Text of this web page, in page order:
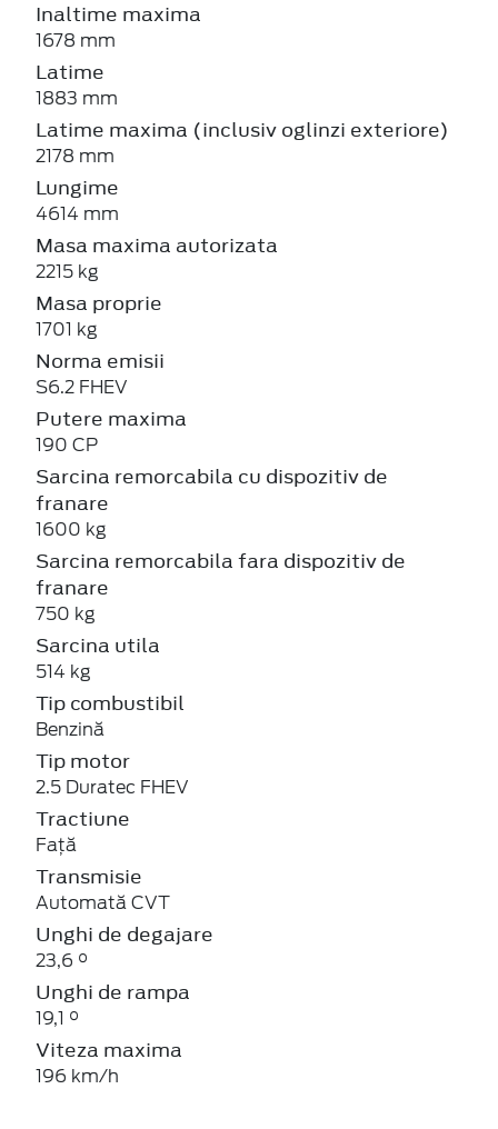
Inaltime maxima
1678 mm
Latime
1883 mm
Latime maxima (inclusiv oglinzi exteriore)
2178 mm
Lungime
4614 mm
Masa maxima autorizata
2215 kg
Masa proprie
1701 kg
Norma emisii
S6.2 FHEV
Putere maxima
190 CP
Sarcina remorcabila cu dispozitiv de
franare
1600 kg
Sarcina remorcabila fara dispozitiv de
franare
750 kg
Sarcina utila
514 kg
Tip combustibil
Benzină
Tip motor
2.5 Duratec FHEV
Tractiune
Față
Transmisie
Automată CVT
Unghi de degajare
23,6 °
Unghi de rampa
19,1 °
Viteza maxima
196 km/h